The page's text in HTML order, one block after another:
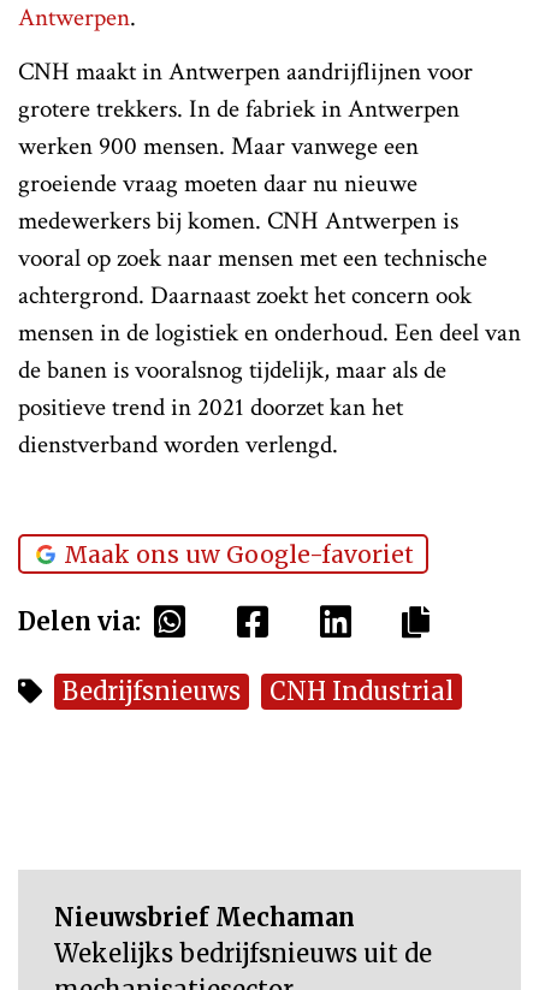
Antwerpen.
CNH maakt in Antwerpen aandrijflijnen voor
grotere trekkers. In de fabriek in Antwerpen
werken 900 mensen. Maar vanwege een
groeiende vraag moeten daar nu nieuwe
medewerkers bij komen. CNH Antwerpen is
vooral op zoek naar mensen met een technische
achtergrond. Daarnaast zoekt het concern ook
mensen in de logistiek en onderhoud. Een deel van
de banen is vooralsnog tijdelijk, maar als de
positieve trend in 2021 doorzet kan het
dienstverband worden verlengd.
Maak ons uw Google-favoriet
Delen via:
Bedrijfsnieuws CNH Industrial
Nieuwsbrief Mechaman
Wekelijks bedrijfsnieuws uit de